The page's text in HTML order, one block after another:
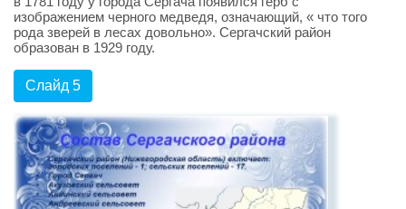
изображением черного медведя, означающий, « что того
рода зверей в лесах довольно». Сергачский район
образован в 1929 году.
Слайд 5